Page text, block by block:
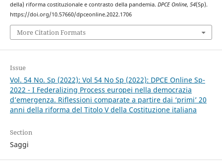
della) riforma costituzionale e contrasto della pandemia. DPCE Online, 54(Sp).
https://doi.org/10.57660/dpceonline.2022.1706
More Citation Formats
Issue
Vol. 54 No. Sp (2022): Vol 54 No Sp (2022): DPCE Online Sp-
2022 - I Federalizing Process europei nella democrazia
d’emergenza. Riflessioni comparate a partire dai ‘primi’ 20
anni della riforma del Titolo V della Costituzione italiana
Section
Saggi